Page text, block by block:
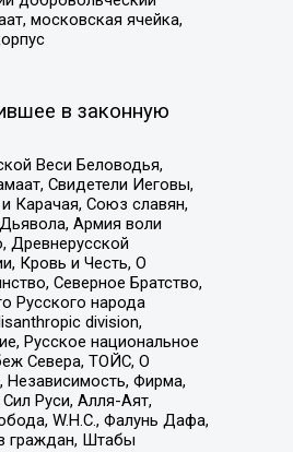
московская ячейка,
в законную
Веси Беловодья,
Свидетели Иеговы,
Карачая, Союз славян,
Армия воли
Древнерусской
Кровь и Честь, О
Северное Братство,
Русского народа
division,
Русское национальное
Севера, ТОЙС, О
Независимость, Фирма,
Руси, Алля-Аят,
W.H.С., Фалунь Дафа,
граждан, Штабы